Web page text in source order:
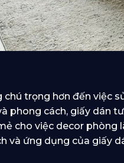
trọng hơn đến việc
phong cách, giấy dán
cho việc decor phòng
và ứng dụng của giấy